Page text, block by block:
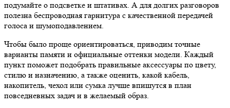
подумайте о подсветке и штативах. А для долгих разговоров
полезна беспроводная гарнитура с качественной передачей
голоса и шумоподавлением.
Чтобы было проще ориентироваться, приводим точные
варианты памяти и официальные оттенки модели. Каждый
пункт поможет подобрать правильные аксессуары по цвету,
стилю и назначению, а также оценить, какой кабель,
накопитель, чехол или сумка лучше впишутся в план
повседневных задач и в желаемый образ.